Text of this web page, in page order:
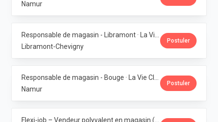
Namur
Libramont-Chevigny
Postuler
Namur
Postuler